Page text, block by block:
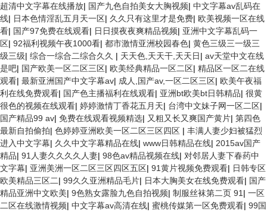
超清中文字幕在线播放| 国产九色自拍美女大胸视频| 中文字幕av乱码在
线| 日本色情淫乱五月天一区| 久久只有这里才是免费| 欧美视频一区在线
看| 国产97免费在线观看| 日日摸夜夜爽精品视频| 亚洲中文字幕乱码一
区| 92福利视频午夜1000看| 都市激情亚洲校园春色| 黄色三级三一级三
级三级| 综合一综合二综合久久 | 天天色,天天干,天天日| av天堂中文在线
是吧| 国产欧美一区二区三区| 欧美经典精品一区二区| 精品区一区二在线
观看| 最新亚洲国产中文字幕av| 成人,国产av,一区二区三区| 欧美午夜福
利在线免费观看| 国产色主播福利在线观看| 亚洲bt欧美bt日韩精品| 很黄
很色的视频在线观看| 婷婷激情丁香花五月天| 台湾中文妹子网一区二区|
国产精品99 av| 免费在线观看视频精选| 又粗又长又爽国产黄片| 第四色
最新自拍偷拍| 色婷婷亚洲欧美一区二区三区四区 | 丰满人妻少妇被猛烈
进入中文字幕| 久久中文字幕精品在线| www日韩精品在线| 2015av国产
精品| 91人妻久久久久人妻| 98色av精品视频在线| 对邻居人妻下春药中
文字幕| 亚洲美洲一区二区三区四区五区| 91黄片视频免费观看| 日韩专区
欧美精品三区二| 99久久亚洲精品毛片| 日本大胸美女在线免费观看| 国产
精品亚洲中文欧美| 9色熟女露脸九色自拍视频| 制服丝袜第二页 91 | 一区
二区在线激情视频| 中文字幕av高清在线| 蜜桃传媒第一区免费观看| 99国